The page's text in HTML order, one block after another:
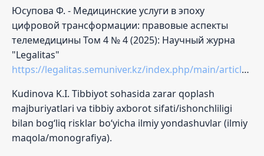
Юсупова Ф. - Медицинские услуги в эпоху
цифровой трансформации: правовые аспекты
телемедицины Том 4 № 4 (2025): Научный журна
"Legalitas"
https://legalitas.semuniver.kz/index.php/main/article/view/143
Kudinova K.I. Tibbiyot sohasida zarar qoplash
majburiyatlari va tibbiy axborot sifati/ishonchliligi
bilan bog‘liq risklar bo‘yicha ilmiy yondashuvlar (ilmiy
maqola/monografiya).